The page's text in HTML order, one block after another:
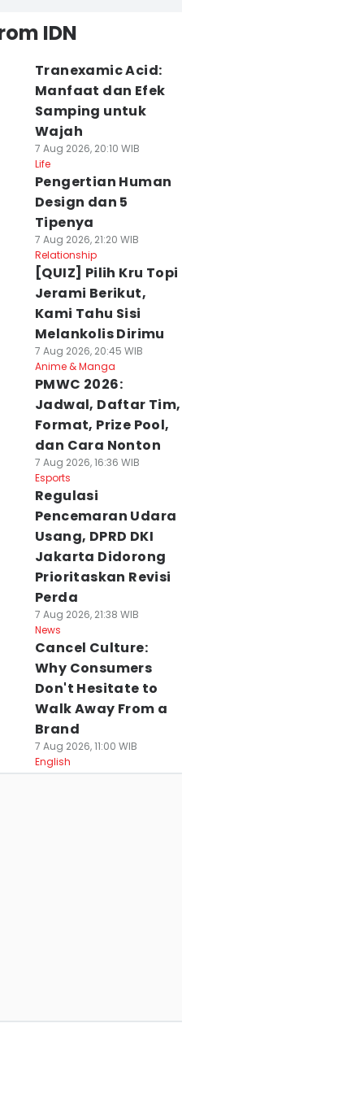
IDN
Tranexamic Acid:
Manfaat dan Efek
Samping untuk
Wajah
7 Aug 2026, 20:10 WIB
Life
Pengertian Human
Design dan 5
Tipenya
7 Aug 2026, 21:20 WIB
Relationship
[QUIZ] Pilih Kru Topi
Jerami Berikut,
Kami Tahu Sisi
Melankolis Dirimu
7 Aug 2026, 20:45 WIB
Anime & Manga
PMWC 2026:
Jadwal, Daftar Tim,
Format, Prize Pool,
dan Cara Nonton
7 Aug 2026, 16:36 WIB
Esports
Regulasi
Pencemaran Udara
Usang, DPRD DKI
Jakarta Didorong
Prioritaskan Revisi
Perda
7 Aug 2026, 21:38 WIB
News
Cancel Culture:
Why Consumers
Don't Hesitate to
Walk Away From a
Brand
7 Aug 2026, 11:00 WIB
English